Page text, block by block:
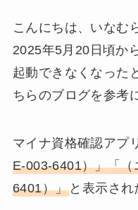
こんにちは、いなむ
2025年5月20日頃か
起動できなくなった
ちらのブログを参考
マイナ資格確認アプ
E-003-6401）」「
6401）」 と表示され